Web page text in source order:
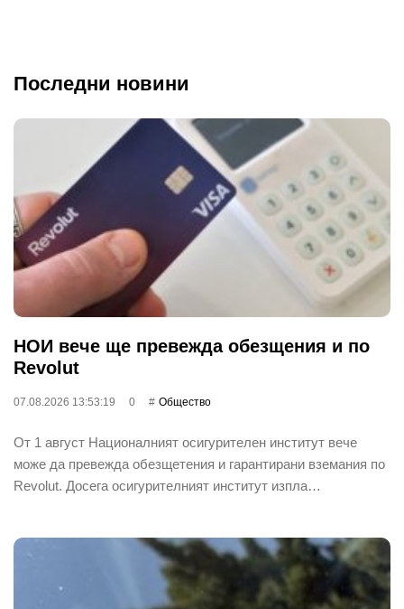
Последни новини
НОИ вече ще превежда обезщения и по
Revolut
07.08.2026 13:53:19 0 Общество
От 1 август Националният осигурителен институт вече
може да превежда обезщетения и гарантирани вземания по
Revolut. Досега осигурителният институт изпла…